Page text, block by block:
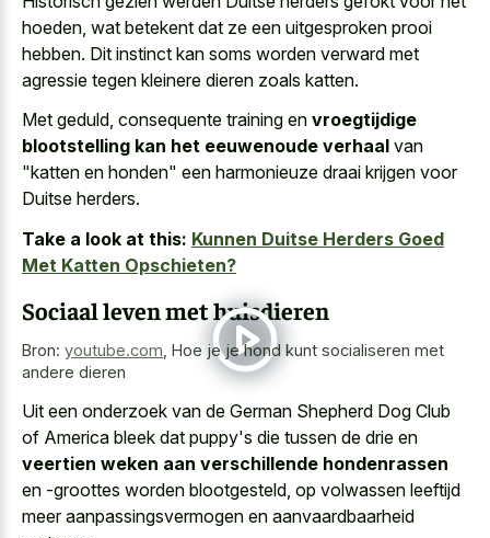
hoeden, wat betekent dat ze een uitgesproken prooi
hebben. Dit instinct kan soms worden verward met
agressie tegen kleinere dieren zoals katten.
Met geduld, consequente training en vroegtijdige
blootstelling kan het eeuwenoude verhaal van
"katten en honden" een harmonieuze draai krijgen voor
Duitse herders.
Take a look at this: Kunnen Duitse Herders Goed
Met Katten Opschieten?
Sociaal leven met huisdieren
Bron: youtube.com Hoe je je hond kunt socialiseren met
andere dieren
Uit een onderzoek van de German Shepherd Dog Club
of America bleek dat puppy's die tussen de drie en
veertien weken aan verschillende hondenrassen
en -groottes worden blootgesteld, op volwassen leeftijd
meer aanpassingsvermogen en aanvaardbaarheid